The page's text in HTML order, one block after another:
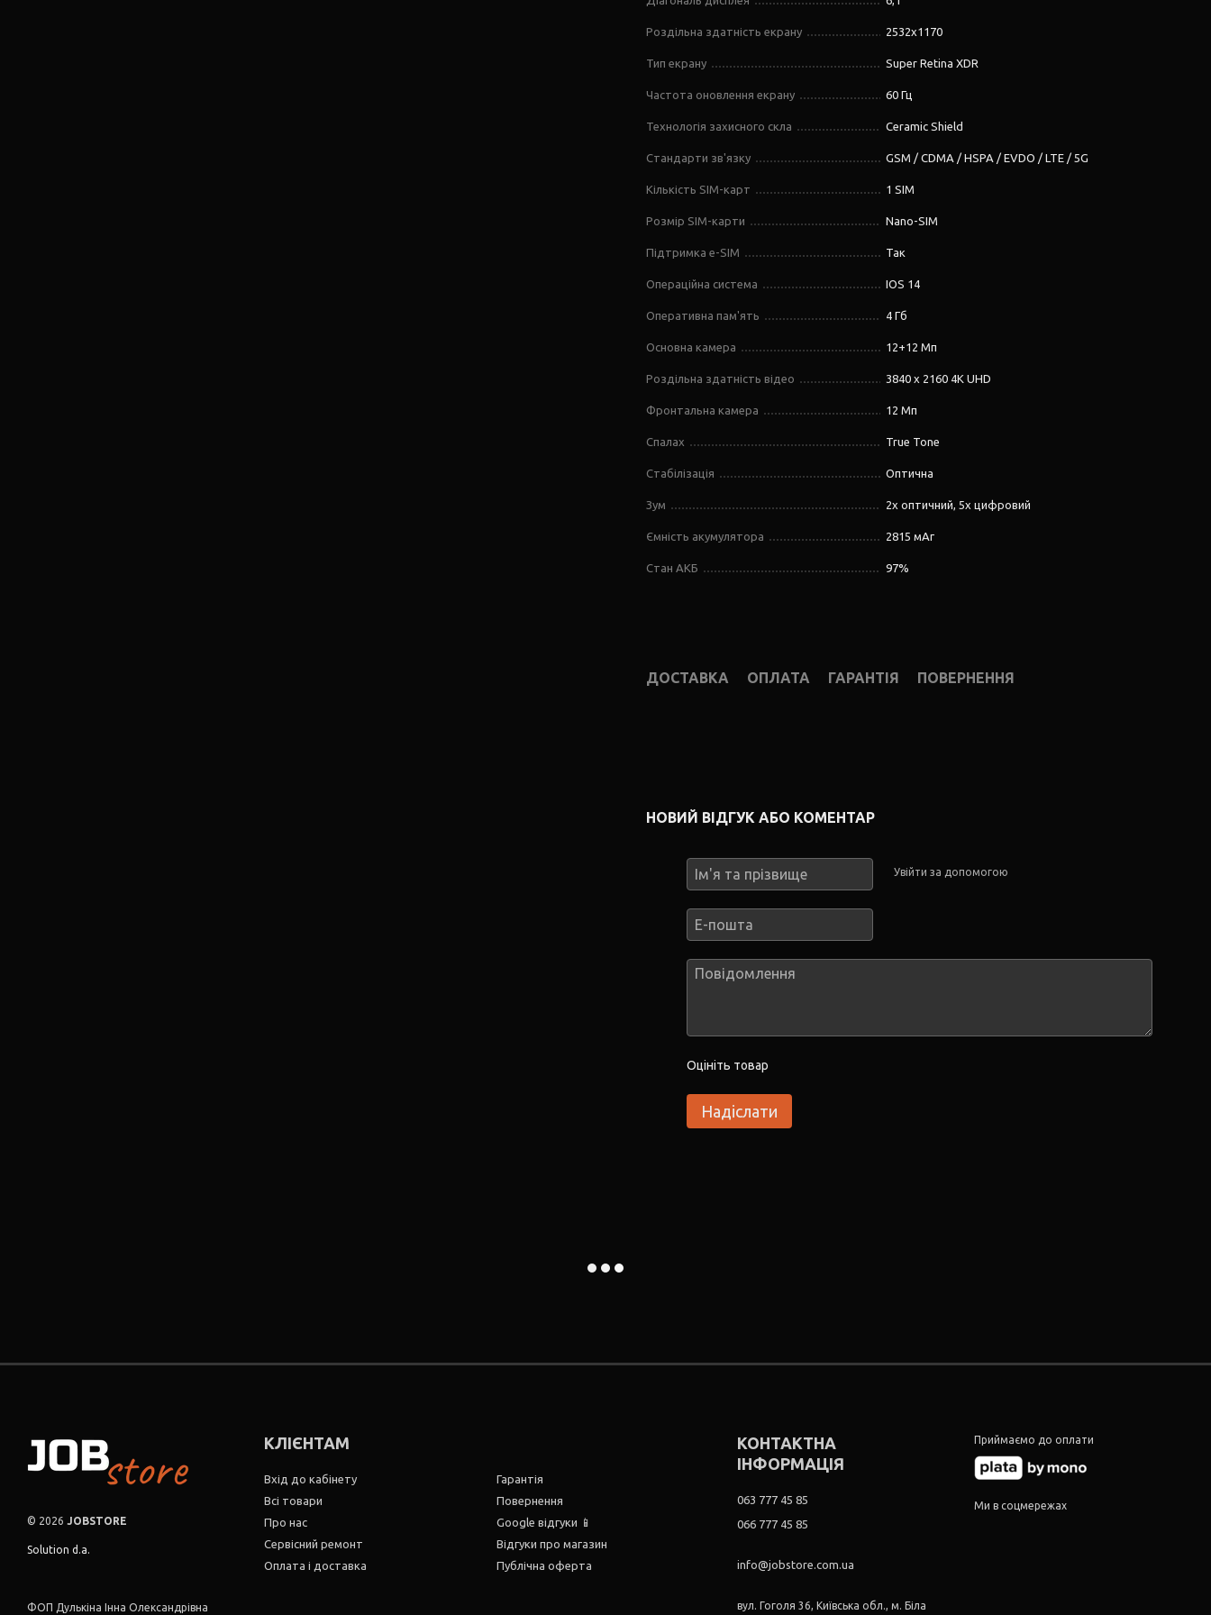
Роздільна здатність екрану 2532х1170
Тип екрану Super Retina XDR
Частота оновлення екрану 60 Гц
Технологія захисного скла Ceramic Shield
Стандарти зв'язку GSM / CDMA / HSPA / EVDO / LTE / 5G
Кількість SIM-карт 1 SIM
Розмір SIM-карти Nano-SIM
Підтримка e-SIM Так
Операційна система IOS 14
Оперативна пам'ять 4 Гб
Основна камера 12+12 Мп
Роздільна здатність відео 3840 x 2160 4K UHD
Фронтальна камера 12 Мп
Спалах True Tone
Стабілізація Оптична
Зум 2х оптичний, 5х цифровий
Ємність акумулятора 2815 мАг
Стан АКБ 97%
ДОСТАВКА ОПЛАТА ГАРАНТІЯ ПОВЕРНЕННЯ
НОВИЙ ВІДГУК АБО КОМЕНТАР
Увійти за допомогою
Оцініть товар
Надіслати
© 2026 JOBSTORE
Solution d.a.
ФОП Дулькіна Інна Олександрівна
КЛІЄНТАМ
Вхід до кабінету
Всі товари
Про нас
Сервісний ремонт
Оплата і доставка
Гарантія
Повернення
Google відгуки 📱
Відгуки про магазин
Публічна оферта
КОНТАКТНА
ІНФОРМАЦІЯ
063 777 45 85
066 777 45 85
info@jobstore.com.ua
вул. Гоголя 36, Київська обл., м. Біла
Приймаємо до оплати
Ми в соцмережах